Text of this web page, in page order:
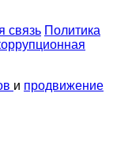
связь Политика
и продвижение